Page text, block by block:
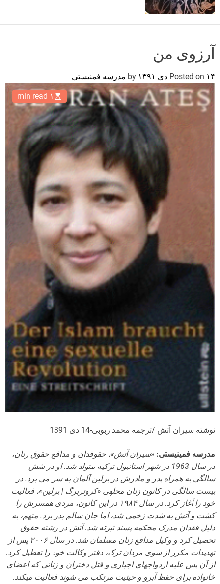
آرزوی من
Posted on ۱۴ دی ۱۳۹۱ مدرسه فمنیستی
۱ min read
نوشته سیران آتش /ترجمه محمد ربوبی-14 دی 1391
مدرسه فمینیستی: «سیران آتش»، حقوقدان و مدافع حقوق زنان،
در سال 1963 در شهر استانبول ترکیه متولد شد. او در شش
سالگی به همراه پدر و مادرش در برلین آلمان به سر می برد. در
بیست سالگی در کانون زنان محله­ی «کروتزبرگ | برلین»، فعالیت
خود را آغاز کرد. در سال ۱۹۸۴ در این کانون، مردی همسرش را
کشت و آتش به شدت زخمی شد، اما جان سالم بدر برد. متهم، به
دلیل فقدان مدرک محکمه پسند تبرئه شد. آتش در رشته حقوق
تحصیل کرد و وکیل مدافع زنان مسلمان شد. در سال ۲۰۰۶ پس از
تهدیدات مکرر از سوی مردان ترک، دفتر وکالت خود را تعطیل کرد.
از آن پس علیه ازدواج­های اجباری و قتل دختران و زنانی که اعضای
خانواده برای حفظ آبرو و حیثیت مرتکب می شوند فعالیت می­کند.